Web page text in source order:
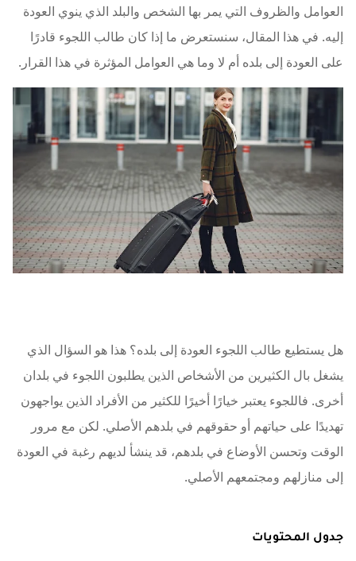
العوامل والظروف التي يمر بها الشخص والبلد الذي ينوي العودة
إليه. في هذا المقال، سنستعرض ما إذا كان طالب اللجوء قادرًا
على العودة إلى بلده أم لا وما هي العوامل المؤثرة في هذا القرار.
هل يستطيع طالب اللجوء العودة إلى بلده؟ هذا هو السؤال الذي
يشغل بال الكثيرين من الأشخاص الذين يطلبون اللجوء في بلدان
أخرى. فاللجوء يعتبر خيارًا أخيرًا للكثير من الأفراد الذين يواجهون
تهديدًا على حياتهم أو حقوقهم في بلدهم الأصلي. لكن مع مرور
الوقت وتحسن الأوضاع في بلدهم، قد ينشأ لديهم رغبة في العودة
إلى منازلهم ومجتمعهم الأصلي.
جدول المحتويات